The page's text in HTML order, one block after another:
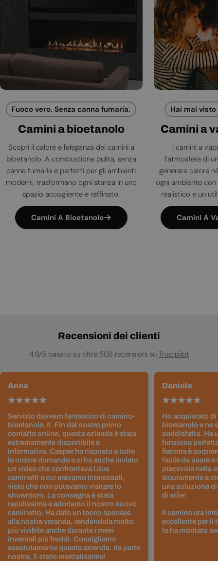
Fuoco vero. Senza canna fumaria.
Camini a bioetanolo
Scopri il calore e l'eleganza dei camini a
bioetanolo. A combustione pulita, senza
canna fumaria e perfetti per gli ambienti
moderni, trasformano ogni stanza in uno
spazio accogliente e raffinato.
Camini A Bioetanolo
Hai mai
Camini a
I camini a
l'atmosfera di
generare calore
ogni ambiente
realistico e un
Camini A
Recensioni dei clienti
4,6/5 basato su oltre 508 recensioni su Trustpilot
Anna
Servizio davvero fantastico di camino-
bioetanolo.it. Fin dal nostro primo
contatto online, questa azienda è stata
estremamente disponibile e
informativa. Casper ha risposto a tutte
le nostre domande e ci ha anche inviato
un video che confrontava i due
caminetti a cui eravamo interessati,
visto che non potevamo visitare lo
showroom. La consegna è stata
rapidissima e adoriamo il nostro nuovo
caminetto. Ha dato un tocco speciale
alla nostra veranda, rendendola molto
più vivibile anche durante i mesi
invernali più freddi. Consigliamo
assolutamente questa azienda: da parte
nostra, 5 stelle meritatissime!
Daniele
Ho acquistato di
bioetanolo e ne
soddisfatta. Ha
funziona
fiamma è
facile da usare e
piacevole nella
sicuramente a
una soluzione
di stile!
Il camino era
eccellente per il
lo ha montato